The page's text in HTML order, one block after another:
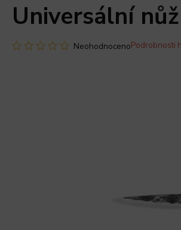
Universální
NeohodnocenoPodrobnosti